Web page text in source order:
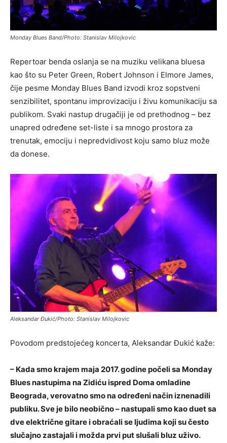
Monday Blues Band/Photo: Stanislav Milojkovic
Repertoar benda oslanja se na muziku velikana bluesa
kao što su Peter Green, Robert Johnson i Elmore James,
čije pesme Monday Blues Band izvodi kroz sopstveni
senzibilitet, spontanu improvizaciju i živu komunikaciju sa
publikom. Svaki nastup drugačiji je od prethodnog – bez
unapred određene set-liste i sa mnogo prostora za
trenutak, emociju i nepredvidivost koju samo bluz može
da donese.
Aleksandar Đukić/Photo: Stanislav Milojkovic
Povodom predstojećeg koncerta, Aleksandar Đukić kaže:
– Kada smo krajem maja 2017. godine počeli sa Monday
Blues nastupima na Zidiću ispred Doma omladine
Beograda, verovatno smo na određeni način iznenadili
publiku. Sve je bilo neobično – nastupali smo kao duet sa
dve električne gitare i obraćali se ljudima koji su često
slučajno zastajali i možda prvi put slušali bluz uživo.